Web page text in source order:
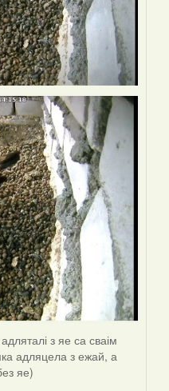
з яе са сваім
адляцела з ежай, а
яе)